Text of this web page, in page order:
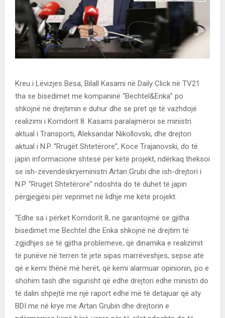
Kreu i Lëvizjes Besa, Bilall Kasami në Daily Click në TV21
tha se bisedimet me kompaninë “Bechtel&Enka” po
shkojnë në drejtimin e duhur dhe se pret që të vazhdojë
realizimi i Korridorit 8. Kasami paralajmëroi se ministri
aktual i Transporti, Aleksandar Nikollovski, dhe drejtori
aktual i N.P. “Rrugët Shtetërore”, Koce Trajanovski, do të
japin informacione shtesë për këtë projekt, ndërkaq theksoi
se ish-zëvendëskryeministri Artan Grubi dhe ish-drejtori i
N.P. “Rrugët Shtetërore” ndoshta do të duhet të japin
përgjegjësi për veprimet në lidhje me këtë projekt.
“Edhe sa i përket Korridorit 8, ne garantojmë se gjitha
bisedimet me Bechtel dhe Enka shkojnë në drejtim të
zgjidhjes së të gjitha problemeve, që dinamika e realizimit
të punëve në terren të jetë sipas marrëveshjes, sepse atë
që e kemi thënë më herët, që kemi alarmuar opinionin, po e
shohim tash dhe sigurisht që edhe drejtori edhe ministri do
të dalin shpejtë me një raport edhe më të detajuar që aty
BDI me në krye me Artan Grubin dhe drejtorin e